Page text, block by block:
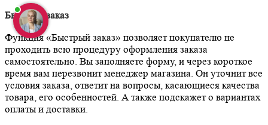
Быстрый заказ
Функция «Быстрый заказ» позволяет покупателю не
проходить всю процедуру оформления заказа
самостоятельно. Вы заполняете форму, и через короткое
время вам перезвонит менеджер магазина. Он уточнит все
условия заказа, ответит на вопросы, касающиеся качества
товара, его особенностей. А также подскажет о вариантах
оплаты и доставки.